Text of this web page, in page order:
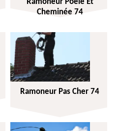
Ramoneur Poêle Et
Cheminée 74
Ramoneur Pas Cher 74